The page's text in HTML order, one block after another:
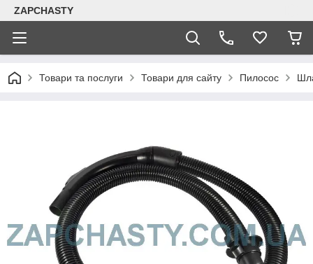
ZAPCHASTY
Товари та послуги Товари для сайту Пилосос